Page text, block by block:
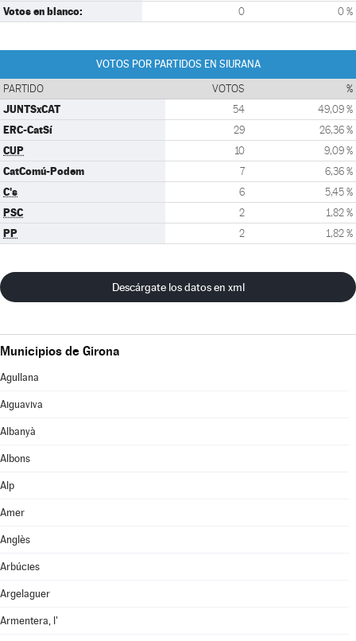
Votos en blanco: 0 0 %
VOTOS POR PARTIDOS EN SIURANA
PARTIDO VOTOS %
JUNTSxCAT 54 49,09 %
ERC-CatSí 29 26,36 %
CUP 10 9,09 %
CatComú-Podem 7 6,36 %
C's 6 5,45 %
PSC 2 1,82 %
PP 2 1,82 %
Descárgate los datos en xml
Municipios de Girona
Agullana
Aiguaviva
Albanyà
Albons
Alp
Amer
Anglès
Arbúcies
Argelaguer
Armentera, l'